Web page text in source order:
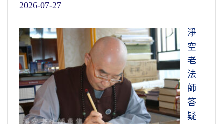
2026-07-27
淨
空
老
法
師
答
疑